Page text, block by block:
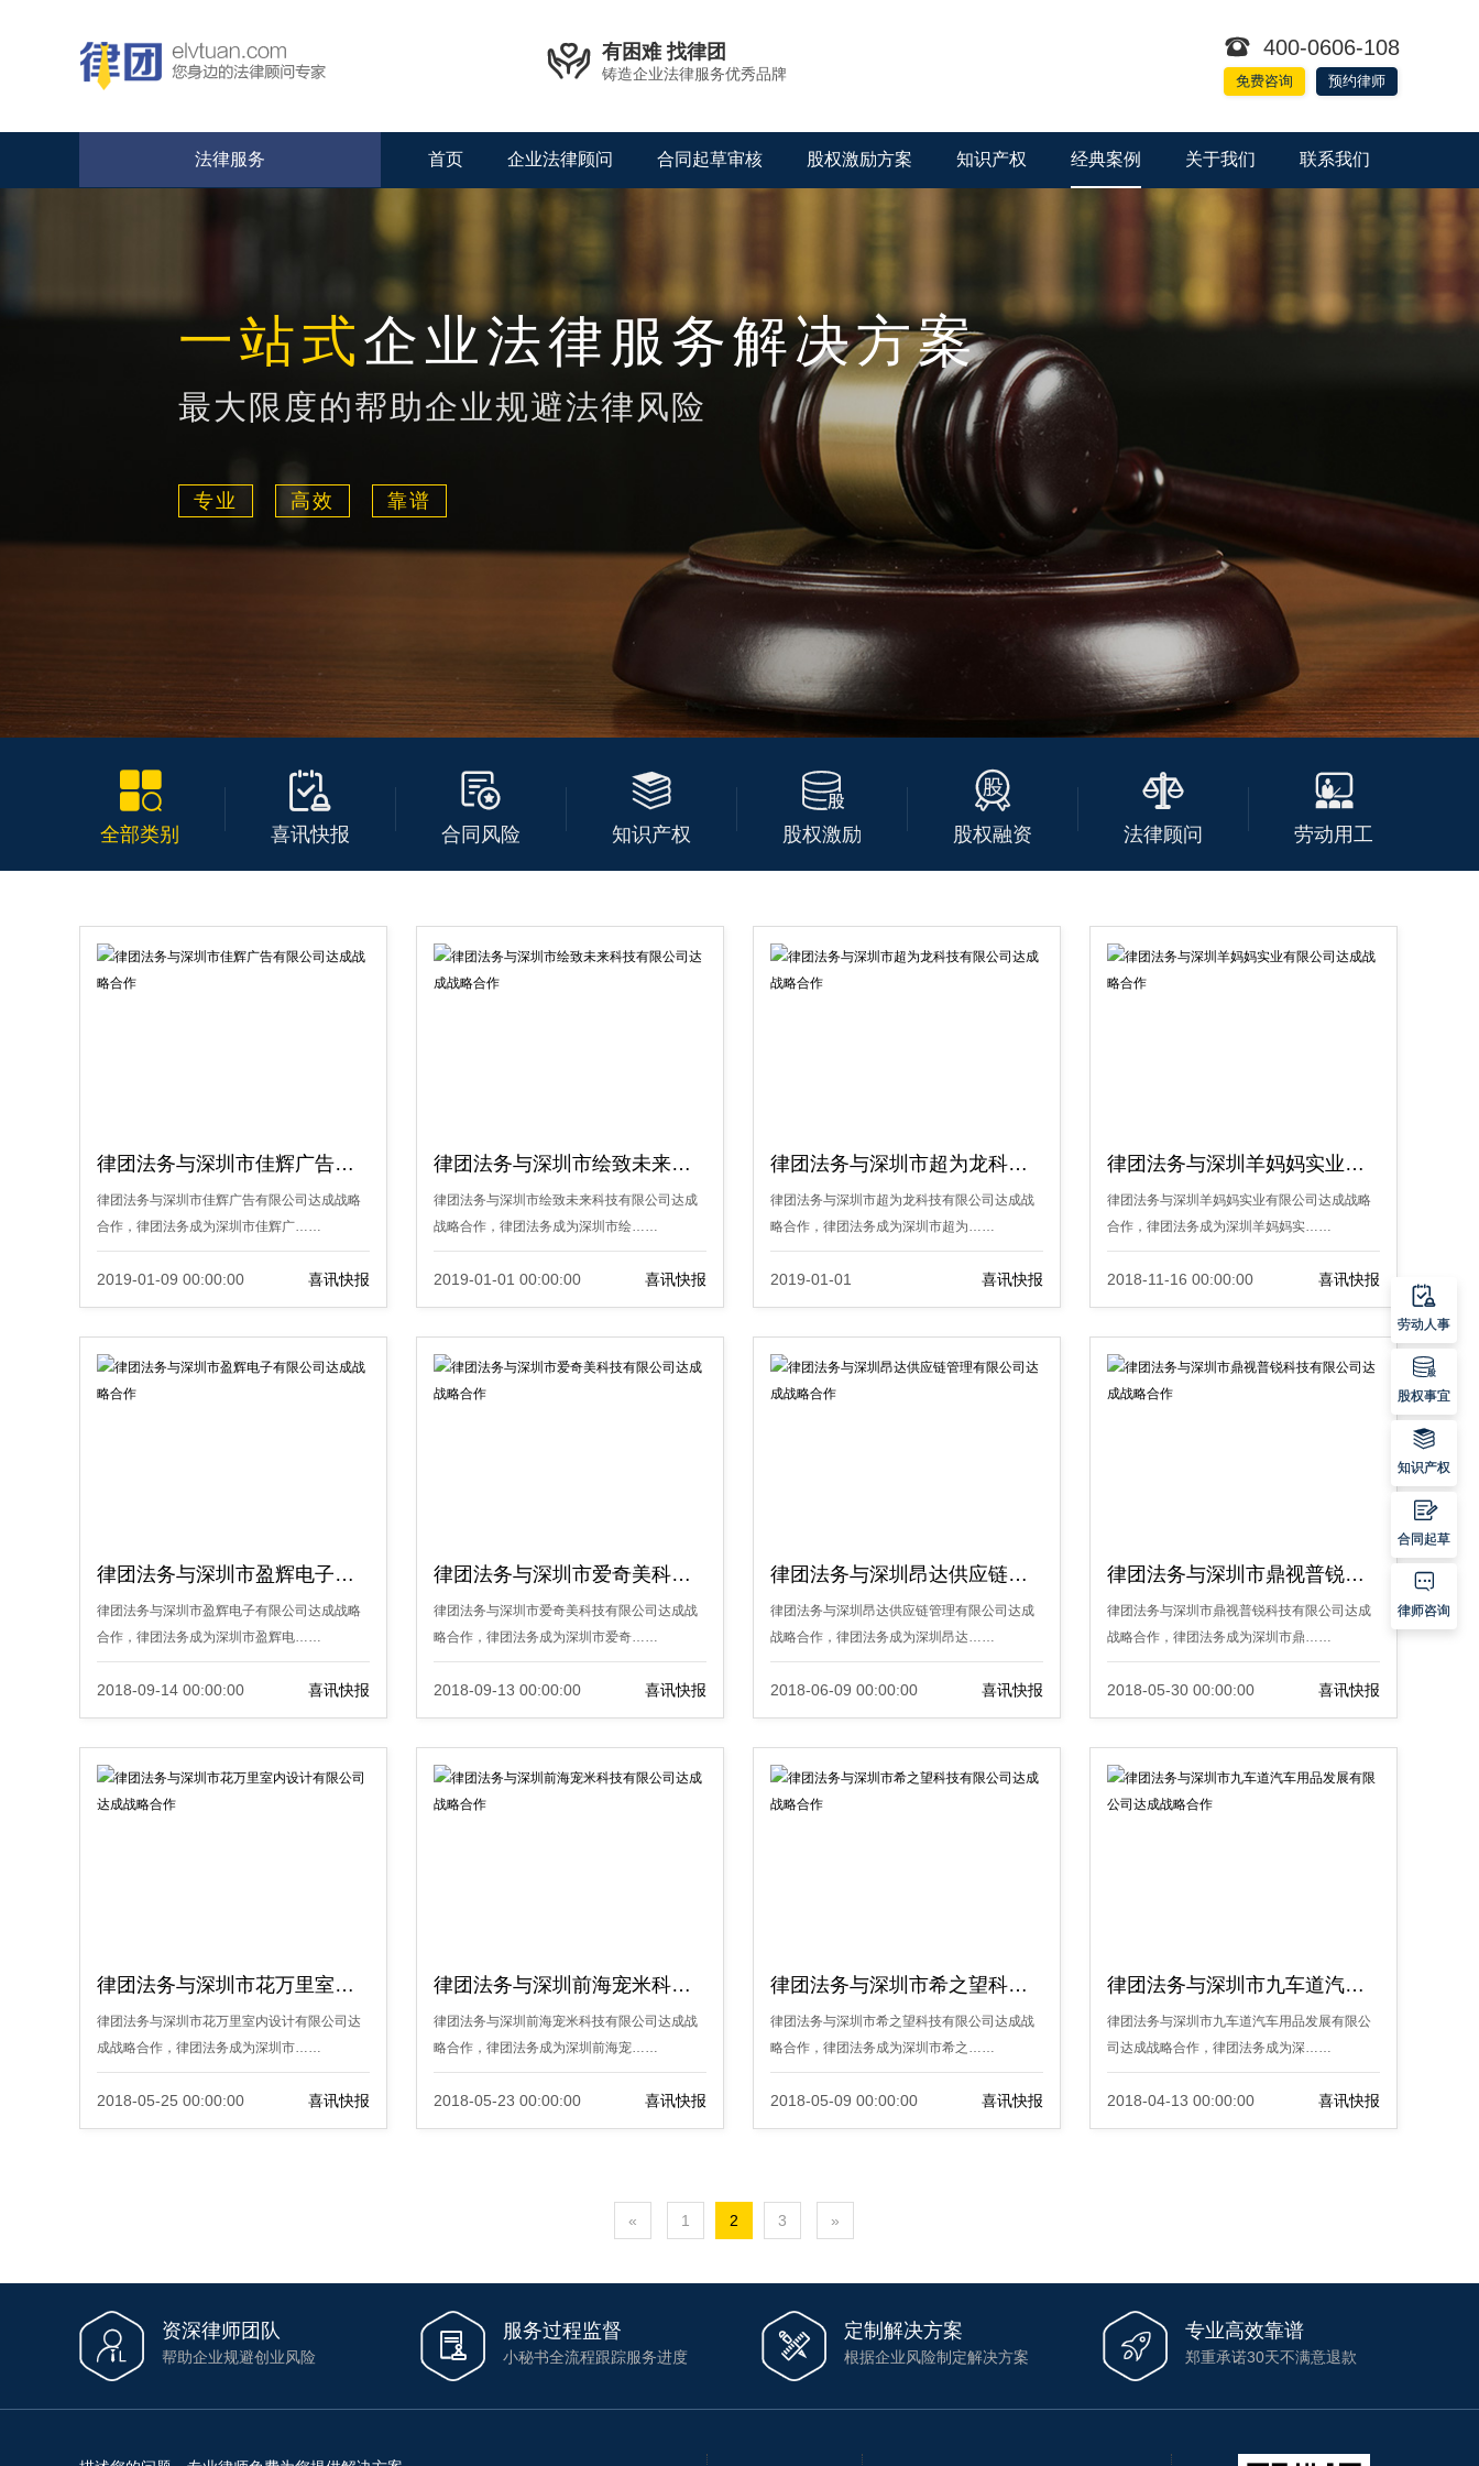
 有困难 找律团
铸造企业法律服务优秀品牌
 400-0606-108
免费咨询 预约律师
法律服务 首页 企业法律顾问 合同起草审核 股权激励方案 知识产权 经典案例 关于我们 联系我们
一站式企业法律服务解决方案
最大限度的帮助企业规避法律风险
专业 高效 靠谱

全部类别

喜讯快报

合同风险

知识产权

股权激励

股权融资

法律顾问

劳动用工
律团法务与深圳市佳辉广告有限公司达成战略合作
律团法务与深圳市佳辉广告有限公司达成战略
合作，律团法务成为深圳市佳辉广……
2019-01-09 00:00:00 喜讯快报
律团法务与深圳市绘致未来科技有限公司达成战略合作
律团法务与深圳市绘致未来科技有限公司达成
战略合作，律团法务成为深圳市绘……
2019-01-01 00:00:00 喜讯快报
律团法务与深圳市超为龙科技有限公司达成战略合作
律团法务与深圳市超为龙科技有限公司达成战
略合作，律团法务成为深圳市超为……
2019-01-01 喜讯快报
律团法务与深圳羊妈妈实业有限公司达成战略合作
律团法务与深圳羊妈妈实业有限公司达成战略
合作，律团法务成为深圳羊妈妈实……
2018-11-16 00:00:00 喜讯快报
律团法务与深圳市盈辉电子有限公司达成战略合作
律团法务与深圳市盈辉电子有限公司达成战略
合作，律团法务成为深圳市盈辉电……
2018-09-14 00:00:00 喜讯快报
律团法务与深圳市爱奇美科技有限公司达成战略合作
律团法务与深圳市爱奇美科技有限公司达成战
略合作，律团法务成为深圳市爱奇……
2018-09-13 00:00:00 喜讯快报
律团法务与深圳昂达供应链管理有限公司达成战略合作
律团法务与深圳昂达供应链管理有限公司达成
战略合作，律团法务成为深圳昂达……
2018-06-09 00:00:00 喜讯快报
律团法务与深圳市鼎视普锐科技有限公司达成战略合作
律团法务与深圳市鼎视普锐科技有限公司达成
战略合作，律团法务成为深圳市鼎……
2018-05-30 00:00:00 喜讯快报
律团法务与深圳市花万里室内设计有限公司达成战略合作
律团法务与深圳市花万里室内设计有限公司达
成战略合作，律团法务成为深圳市……
2018-05-25 00:00:00 喜讯快报
律团法务与深圳前海宠米科技有限公司达成战略合作
律团法务与深圳前海宠米科技有限公司达成战
略合作，律团法务成为深圳前海宠……
2018-05-23 00:00:00 喜讯快报
律团法务与深圳市希之望科技有限公司达成战略合作
律团法务与深圳市希之望科技有限公司达成战
略合作，律团法务成为深圳市希之……
2018-05-09 00:00:00 喜讯快报
律团法务与深圳市九车道汽车用品发展有限公司达成战略合作
律团法务与深圳市九车道汽车用品发展有限公
司达成战略合作，律团法务成为深……
2018-04-13 00:00:00 喜讯快报
« 1 2 3 »
 资深律师团队
帮助企业规避创业风险  服务过程监督
小秘书全流程跟踪服务进度  定制解决方案
根据企业风险制定解决方案  专业高效靠谱
郑重承诺30天不满意退款

劳动人事

股权事宜

知识产权

合同起草

律师咨询